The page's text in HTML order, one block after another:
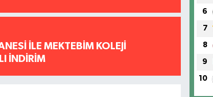
İLE MEKTEBİM KOLEJİ
İNDİRİM
6
7
8
9
10